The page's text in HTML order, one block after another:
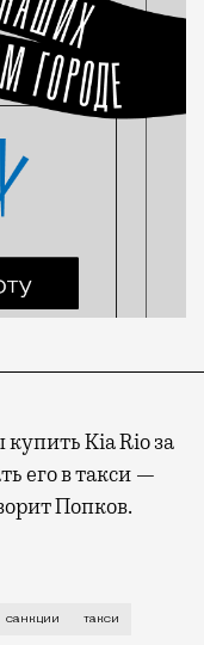
Kia Rio за
его в такси —
Попков.
на рынке,
санкции такси